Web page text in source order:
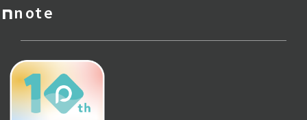
note
ポリシー
サイトマップ